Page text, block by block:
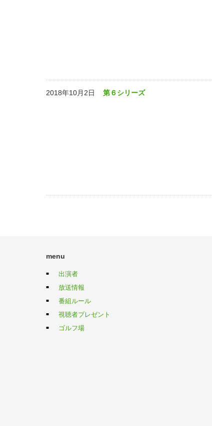
2018年10月2日 第６シリーズ
menu
出演者
放送情報
番組ルール
視聴者プレゼント
ゴルフ場